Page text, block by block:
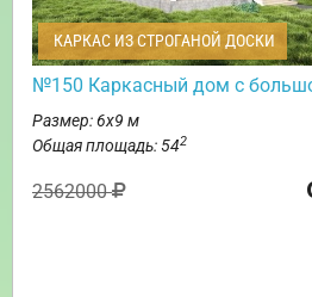
КАРКАС ИЗ СТРОГАНОЙ ДОСКИ
№150 Каркасный дом с
Размер: 6х9 м
Общая площадь: 542
2562000